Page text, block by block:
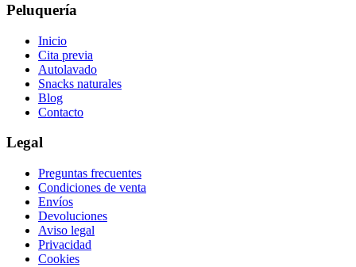
Peluquería
Inicio
Cita previa
Autolavado
Snacks naturales
Blog
Contacto
Legal
Preguntas frecuentes
Condiciones de venta
Envíos
Devoluciones
Aviso legal
Privacidad
Cookies